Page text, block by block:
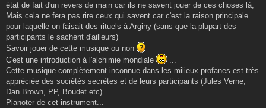
état de fait d'un revers de main car ils ne savent jouer de ces choses là;
Mais cela ne fera pas rire ceux qui savent car c'est la raison principale
pour laquelle on faisait des rituels à Arginy (sans que la plupart des
participants le sachent d'ailleurs)
Savoir jouer de cette musique ou non
C'est une introduction à l'alchimie mondiale
...
Cette musique complètement inconnue dans les milieux profanes est très
appréciée des sociétés secrètes et de leurs participants (Jules Verne,
Dan Brown, PP, Boudet etc)
Pianoter de cet instrument...